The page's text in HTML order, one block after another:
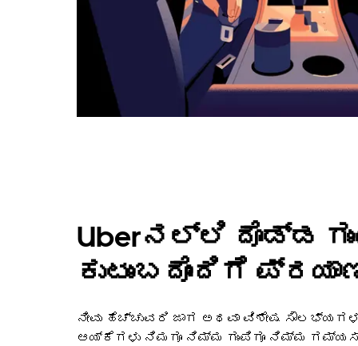
Uberನಲ್ಲಿ ದೊಡ್ಡ
ಕುಟುಂಬದೊಂದಿಗೆ
ನೀವು ಹೆಚ್ಚುವರಿ ಜಾಗ ಅಥವಾ ವಿಶೇಷ
ಆಯ್ಕೆಗಳು ನಿಮಗೂ ನಿಮ್ಮ ಗುಂಪಿಗೂ ನಿಮ್ಮ